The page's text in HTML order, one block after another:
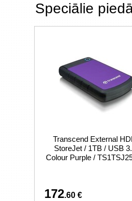
Speciālie
Transcend External
StoreJet / 1TB / USB
Colour Purple /
172.60 €